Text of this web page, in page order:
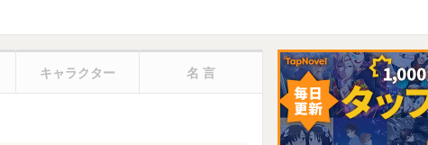
キャラクター 名言